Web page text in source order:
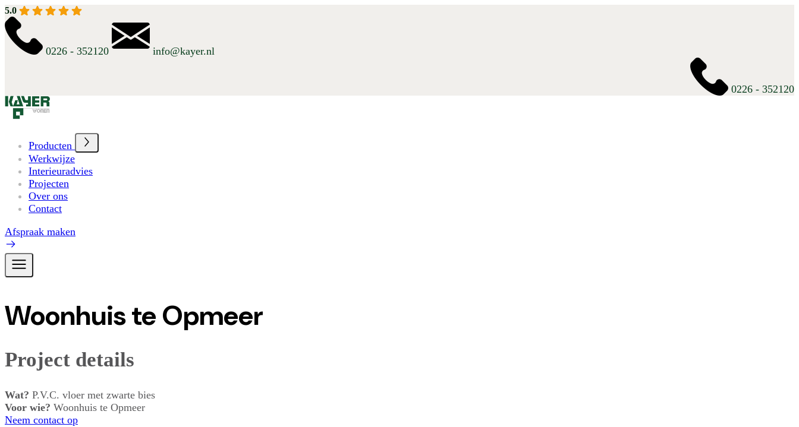
5.0
0226 - 352120 info@kayer.nl
0226 - 352120
Producten
Werkwijze
Interieuradvies
Projecten
Over ons
Contact
Afspraak maken
Woonhuis te Opmeer
Project details
Wat? P.V.C. vloer met zwarte bies
Voor wie? Woonhuis te Opmeer
Neem contact op